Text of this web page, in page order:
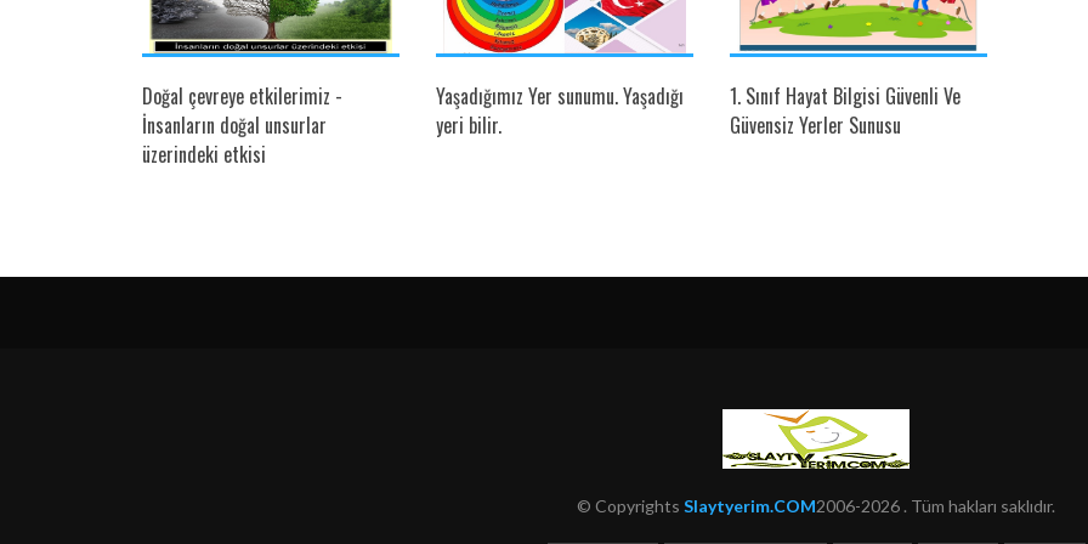
Doğal çevreye etkilerimiz -
İnsanların doğal unsurlar
üzerindeki etkisi
Yaşadığımız Yer sunumu. Yaşadığı
yeri bilir.
1. Sınıf Hayat Bilgisi Güvenli Ve
Güvensiz Yerler Sunusu
© Copyrights Slaytyerim.COM2006-2026 . Tüm hakları saklıdır.